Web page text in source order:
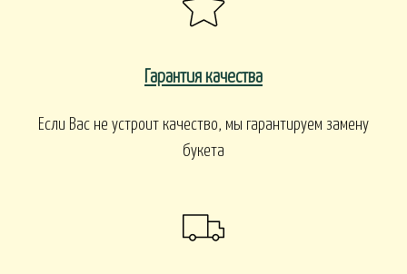
Гарантия качества
Если Вас не устроит качество, мы гарантируем замену
букета